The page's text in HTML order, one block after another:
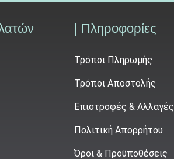
| Πληροφορίες
Τρόποι Πληρωμής
Τρόποι Αποστολής
Επιστροφές & Αλλαγές
Πολιτική Απορρήτου
Όροι & Προϋποθέσεις